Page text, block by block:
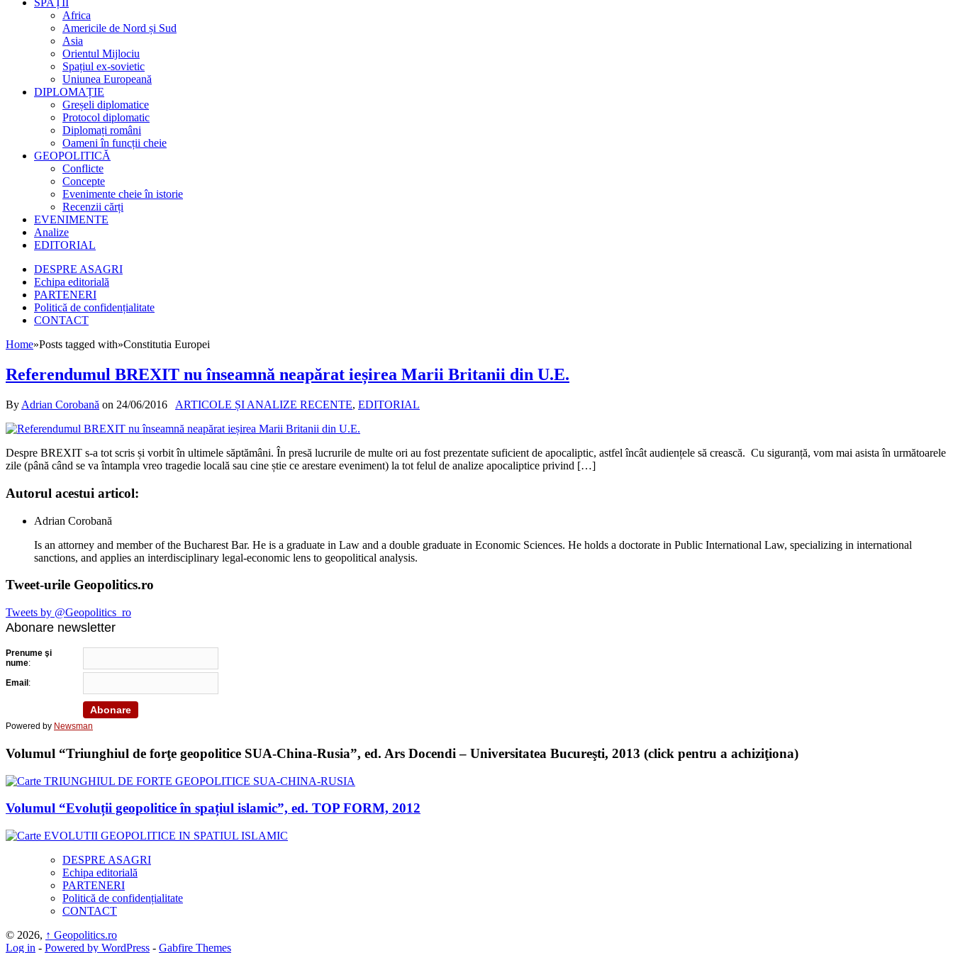
SPAȚII
Africa
Americile de Nord și Sud
Asia
Orientul Mijlociu
Spațiul ex-sovietic
Uniunea Europeană
DIPLOMAȚIE
Greșeli diplomatice
Protocol diplomatic
Diplomați români
Oameni în funcții cheie
GEOPOLITICĂ
Conflicte
Concepte
Evenimente cheie în istorie
Recenzii cărți
EVENIMENTE
Analize
EDITORIAL
DESPRE ASAGRI
Echipa editorială
PARTENERI
Politică de confidențialitate
CONTACT
Home»Posts tagged with»Constitutia Europei
Referendumul BREXIT nu înseamnă neapărat ieșirea Marii Britanii din U.E.
By Adrian Corobană on 24/06/2016 ARTICOLE ȘI ANALIZE RECENTE, EDITORIAL
Despre BREXIT s-a tot scris și vorbit în ultimele săptămâni. În presă lucrurile de multe ori au fost prezentate suficient de apocaliptic, astfel încât audiențele să crească. Cu siguranță, vom mai asista în următoarele
zile (până când se va întampla vreo tragedie locală sau cine știe ce arestare eveniment) la tot felul de analize apocaliptice privind […]
Autorul acestui articol:
Adrian Corobană
Is an attorney and member of the Bucharest Bar. He is a graduate in Law and a double graduate in Economic Sciences. He holds a doctorate in Public International Law, specializing in international
sanctions, and applies an interdisciplinary legal-economic lens to geopolitical analysis.
Tweet-urile Geopolitics.ro
Tweets by @Geopolitics_ro
Abonare newsletter
Prenume şi
nume:
Email :
Powered by Newsman
Volumul “Triunghiul de forţe geopolitice SUA-China-Rusia”, ed. Ars Docendi – Universitatea Bucureşti, 2013 (click pentru a achiziţiona)
Volumul “Evoluții geopolitice în spațiul islamic”, ed. TOP FORM, 2012
DESPRE ASAGRI
Echipa editorială
PARTENERI
Politică de confidențialitate
CONTACT
© 2026, ↑ Geopolitics.ro
Log in - Powered by WordPress - Gabfire Themes